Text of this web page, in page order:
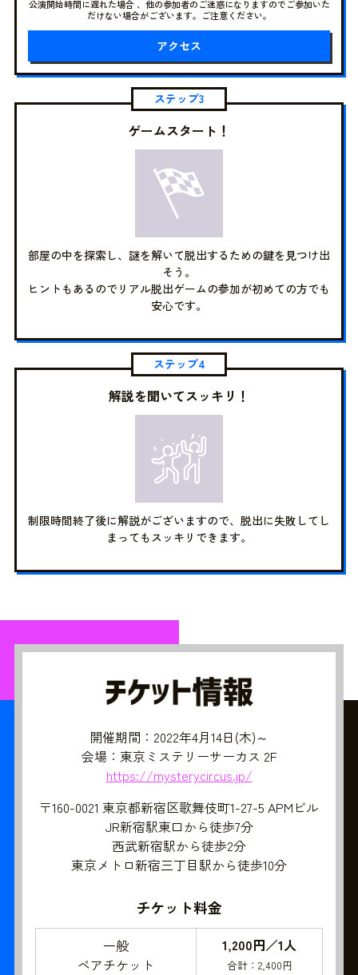
公演開始時間に遅れた場合 、他の参加者のご迷惑になりますのでご参加いた
だけない場合がございます。ご注意ください。
アクセス
ステップ3
ゲームスタート！
部屋の中を探索し、謎を解いて脱出するための鍵を見つけ出
そう。
ヒントもあるのでリアル脱出ゲームの参加が初めての方でも
安心です。
ステップ4
解説を聞いてスッキリ！
制限時間終了後に解説がございますので、脱出に失敗してし
まってもスッキリできます。
開催期間：2022年4月14日(木)～
会場：東京ミステリーサーカス 2F
https://mysterycircus.jp/
〒160-0021 東京都新宿区歌舞伎町1-27-5 APMビル
JR新宿駅東口から徒歩7分
西武新宿駅から徒歩2分
東京メトロ新宿三丁目駅から徒歩10分
チケット料金
一般
ペアチケット
1,200円／1人
合計：2,400円